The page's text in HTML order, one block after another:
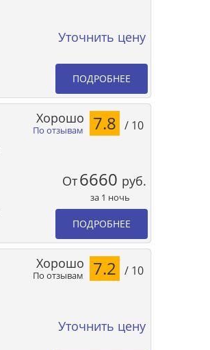
Уточнить цену
ПОДРОБНЕЕ
По отзывам
Хорошо 7.8 / 10
От6660 руб.
за 1 ночь
ПОДРОБНЕЕ
По отзывам
Хорошо 7.2 / 10
Уточнить цену